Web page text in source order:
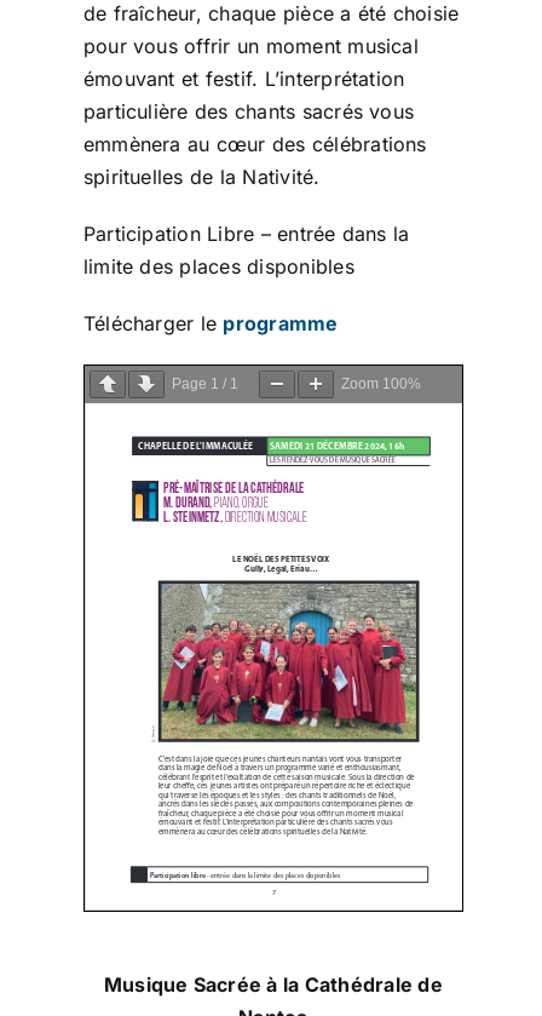
de fraîcheur, chaque pièce a été choisie
pour vous offrir un moment musical
émouvant et festif. L’interprétation
particulière des chants sacrés vous
emmènera au cœur des célébrations
spirituelles de la Nativité.
Participation Libre – entrée dans la
limite des places disponibles
Télécharger le programme
Page 1 / 1 Zoom 100%
Musique Sacrée à la Cathédrale de